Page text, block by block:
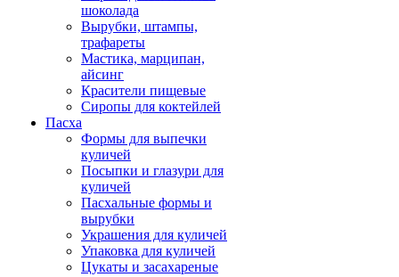
шоколада
Вырубки, штампы,
трафареты
Мастика, марципан,
айсинг
Красители пищевые
Сиропы для коктейлей
Пасха
Формы для выпечки
куличей
Посыпки и глазури для
куличей
Пасхальные формы и
вырубки
Украшения для куличей
Упаковка для куличей
Цукаты и засахареные